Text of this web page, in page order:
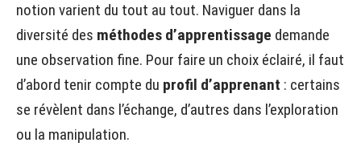
notion varient du tout au tout. Naviguer dans la
diversité des méthodes d’apprentissage demande
une observation fine. Pour faire un choix éclairé, il faut
d’abord tenir compte du profil d’apprenant : certains
se révèlent dans l’échange, d’autres dans l’exploration
ou la manipulation.